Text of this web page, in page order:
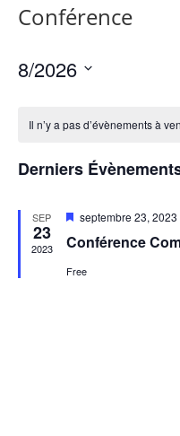
Conférence
8/2026
date.
de
Évènements
Il n’y a pas d’évènements à
Derniers
SEP
23
2023
Mis
avant
septembre 23,
Conférence
Free